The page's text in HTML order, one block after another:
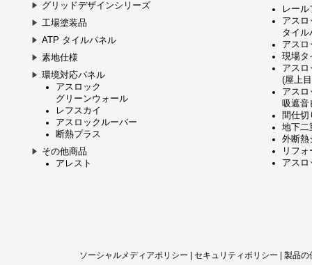
グリッドデザインシリーズ
工場塗装品
ATP タイルパネル
素地仕様
環境対応パネル
アスロック
グリーンウォール
レフスカイ
アスロックルーバー
断熱プラス
その他商品
アレスト
レー
アスロ
タイル
アスロ
現場タ
アスロ
(屋上
アスロ
吸遮音
間仕切
地下二
外断熱
リフ
アスロ
製品の
|
セキュリティポリシー
|
ソーシャルメディアポリシー